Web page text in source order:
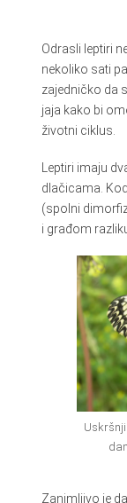
Odrasli leptiri
nekoliko sati
zajedničko da
jaja kako bi
životni ciklus.
Leptiri imaju
dlačicama.
(spolni
i građom
Zanimljivo je